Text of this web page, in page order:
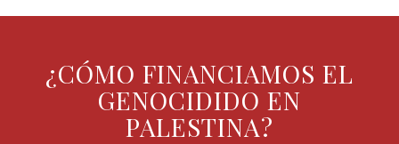
¿CÓMO FINANCIAMOS EL
GENOCIDIDO EN
PALESTINA?